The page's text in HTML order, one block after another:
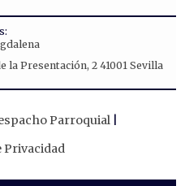
la Presentación, 2 41001 Sevilla
Parroquial
Privacidad